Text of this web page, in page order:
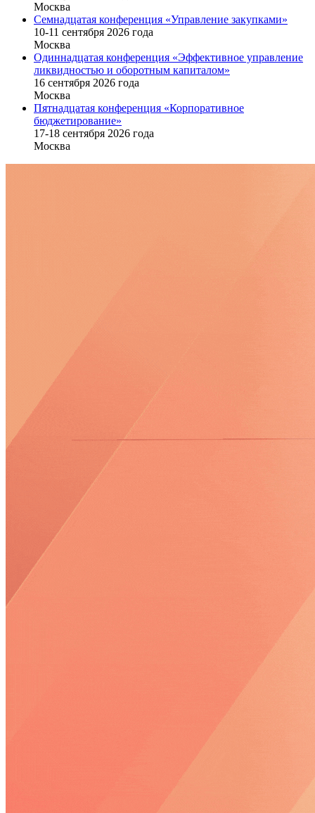
Москва
Семнадцатая конференция «Управление закупками»
10-11 сентября 2026 года
Москва
Одиннадцатая конференция «Эффективное управление
ликвидностью и оборотным капиталом»
16 cентября 2026 года
Москва
Пятнадцатая конференция «Корпоративное
бюджетирование»
17-18 сентября 2026 года
Москва